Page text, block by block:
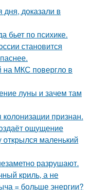
доказали в
бьет по психике.
становится
на МКС повергло в
луны и зачем там
признан.
ощущение
открылся маленький
разрушают.
криль, а не
= больше энергии?